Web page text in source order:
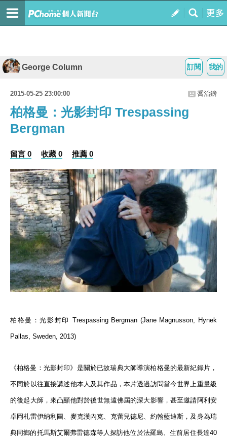
我的
訂閱
George Column
2015-05-25 23:00:00 喬治鎊
柏格曼：光影封印 Trespassing
Bergman
留言 0 收藏 0 推薦 0
柏格曼：光影封印 Trespassing Bergman (Jane Magnusson, Hynek
Pallas, Sweden, 2013)
《柏格曼：光影封印》是關於已故瑞典大師導演柏格曼的最新紀錄片，
不同於以往直接講述他本人及其作品，本片透過訪問當今世界上重量級
的後起大師，來凸顯他對於後世無遠佛屆的深大影響，甚至邀請阿利安
卓岡札雷伊納利圖、麥克漢內克、克蕾兒德尼、約翰藍迪斯，及身為瑞
典同鄉的托馬斯艾爾弗雷德森等人探訪他位於法羅島、生前居住長達40